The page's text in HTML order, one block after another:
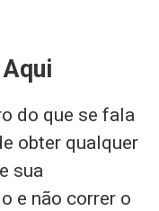
do que se fala
obter qualquer
sua
e não correr o